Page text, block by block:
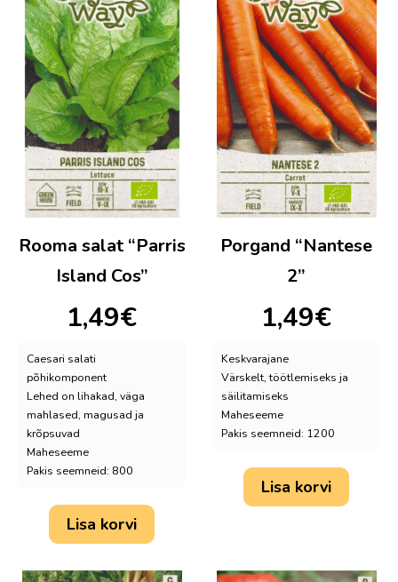
Rooma salat “Parris
Island Cos”
1,49€
Caesari salati
põhikomponent
Lehed on lihakad, väga
mahlased, magusad ja
krõpsuvad
Maheseeme
Pakis seemneid: 800
Lisa korvi
Porgand “Nantese
2”
1,49€
Keskvarajane
Värskelt, töötlemiseks ja
säilitamiseks
Maheseeme
Pakis seemneid: 1200
Lisa korvi